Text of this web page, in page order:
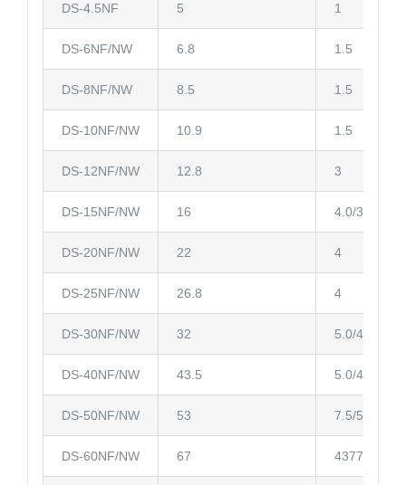
DS-4.5NF 5 1
DS-6NF/NW 6.8 1.5
DS-8NF/NW 8.5 1.5
DS-10NF/NW 10.9 1.5
DS-12NF/NW 12.8 3
DS-15NF/NW 16 4.0/3.0
DS-20NF/NW 22 4
DS-25NF/NW 26.8 4
DS-30NF/NW 32 5.0/4.0
DS-40NF/NW 43.5 5.0/4.0
DS-50NF/NW 53 7.5/5.0
DS-60NF/NW 67 43779